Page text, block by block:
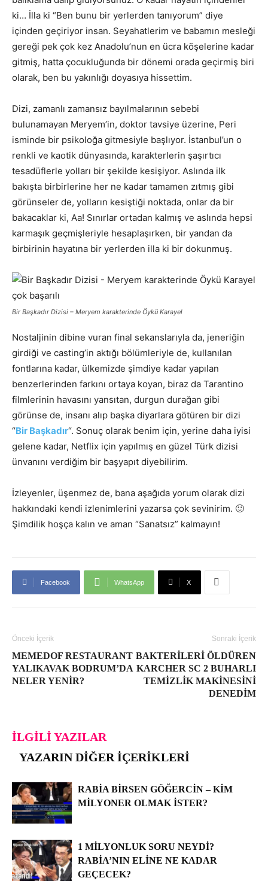
ki… İlla ki “Ben bunu bir yerlerden tanıyorum” diye
içinden geçiriyor insan. Seyahatlerim ve babamın mesleği
gereği pek çok kez Anadolu’nun en ücra köşelerine kadar
gitmiş, hatta çocukluğunda bir dönemi orada geçirmiş biri
olarak, ben bu yakınlığı doyasıya hissettim.
Dizi, zamanlı zamansız bayılmalarının sebebi
bulunamayan Meryem’in, doktor tavsiye üzerine, Peri
isminde bir psikoloğa gitmesiyle başlıyor. İstanbul’un o
renkli ve kaotik dünyasında, karakterlerin şaşırtıcı
tesadüflerle yolları bir şekilde kesişiyor. Aslında ilk
bakışta birbirlerine her ne kadar tamamen zıtmış gibi
görünseler de, yolların kesiştiği noktada, onlar da bir
bakacaklar ki, Aa! Sınırlar ortadan kalmış ve aslında hepsi
karmaşık geçmişleriyle hesaplaşırken, bir yandan da
birbirinin hayatına bir yerlerden illa ki bir dokunmuş.
Bir Başkadır Dizisi – Meryem karakterinde Öykü Karayel
Nostaljinin dibine vuran final sekanslarıyla da, jeneriğin
girdiği ve casting’in aktığı bölümleriyle de, kullanılan
fontlarına kadar, ülkemizde şimdiye kadar yapılan
benzerlerinden farkını ortaya koyan, biraz da Tarantino
filmlerinin havasını yansıtan, durgun durağan gibi
görünse de, insanı alıp başka diyarlara götüren bir dizi
“Bir Başkadır“. Sonuç olarak benim için, yerine daha iyisi
gelene kadar, Netflix için yapılmış en güzel Türk dizisi
ünvanını verdiğim bir başyapıt diyebilirim.
İzleyenler, üşenmez de, bana aşağıda yorum olarak dizi
hakkındaki kendi izlenimlerini yazarsa çok sevinirim. 🙂
Şimdilik hoşça kalın ve aman “Sanatsız” kalmayın!
Facebook WhatsApp X
Önceki İçerik
MEMEDOF RESTAURANT
YALIKAVAK BODRUM’DA
NELER YENIR?
Sonraki İçerik
BAKTERILERI ÖLDÜREN
KARCHER SC 2 BUHARLI
TEMIZLIK MAKINESINI
DENEDIM
İLGILI YAZILAR
YAZARIN DIĞER İÇERIKLERI
RABIA BIRSEN GÖĞERCIN – KIM
MILYONER OLMAK İSTER?
1 MILYONLUK SORU NEYDI?
RABIA’NIN ELINE NE KADAR
GEÇECEK?